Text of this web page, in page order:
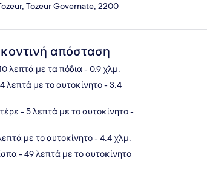
Tozeur Governate, 2200
απόσταση
λεπτά με τα πόδια- 0.9 χλμ.
λεπτά με το αυτοκίνητο- 3.4
- 5 λεπτά με το αυτοκίνητο-
με το αυτοκίνητο- 4.4 χλμ.
- 49 λεπτά με το αυτοκίνητο